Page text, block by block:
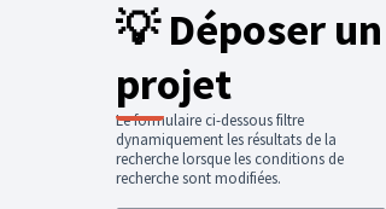
💡 Déposer un
projet
Le formulaire ci-dessous filtre
dynamiquement les résultats de la
recherche lorsque les conditions de
recherche sont modifiées.